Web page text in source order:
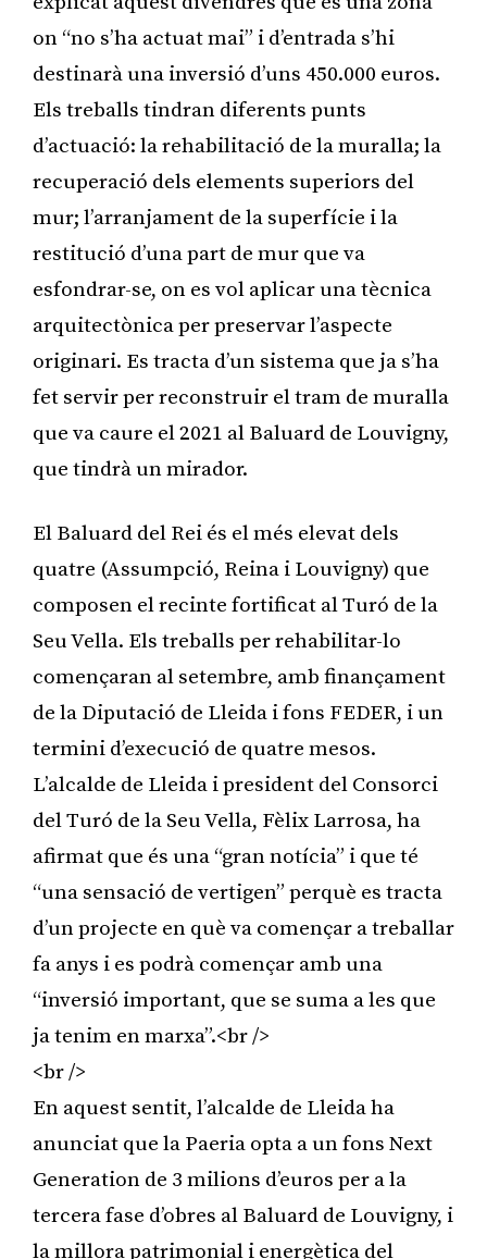
on “no s’ha actuat mai” i d’entrada s’hi
destinarà una inversió d’uns 450.000 euros.
Els treballs tindran diferents punts
d’actuació: la rehabilitació de la muralla; la
recuperació dels elements superiors del
mur; l’arranjament de la superfície i la
restitució d’una part de mur que va
esfondrar-se, on es vol aplicar una tècnica
arquitectònica per preservar l’aspecte
originari. Es tracta d’un sistema que ja s’ha
fet servir per reconstruir el tram de muralla
que va caure el 2021 al Baluard de Louvigny,
que tindrà un mirador.
El Baluard del Rei és el més elevat dels
quatre (Assumpció, Reina i Louvigny) que
composen el recinte fortificat al Turó de la
Seu Vella. Els treballs per rehabilitar-lo
començaran al setembre, amb finançament
de la Diputació de Lleida i fons FEDER, i un
termini d’execució de quatre mesos.
L’alcalde de Lleida i president del Consorci
del Turó de la Seu Vella, Fèlix Larrosa, ha
afirmat que és una “gran notícia” i que té
“una sensació de vertigen” perquè es tracta
d’un projecte en què va començar a treballar
fa anys i es podrà començar amb una
“inversió important, que se suma a les que
ja tenim en marxa”.<br />
<br />
En aquest sentit, l’alcalde de Lleida ha
anunciat que la Paeria opta a un fons Next
Generation de 3 milions d’euros per a la
tercera fase d’obres al Baluard de Louvigny, i
la millora patrimonial i energètica del